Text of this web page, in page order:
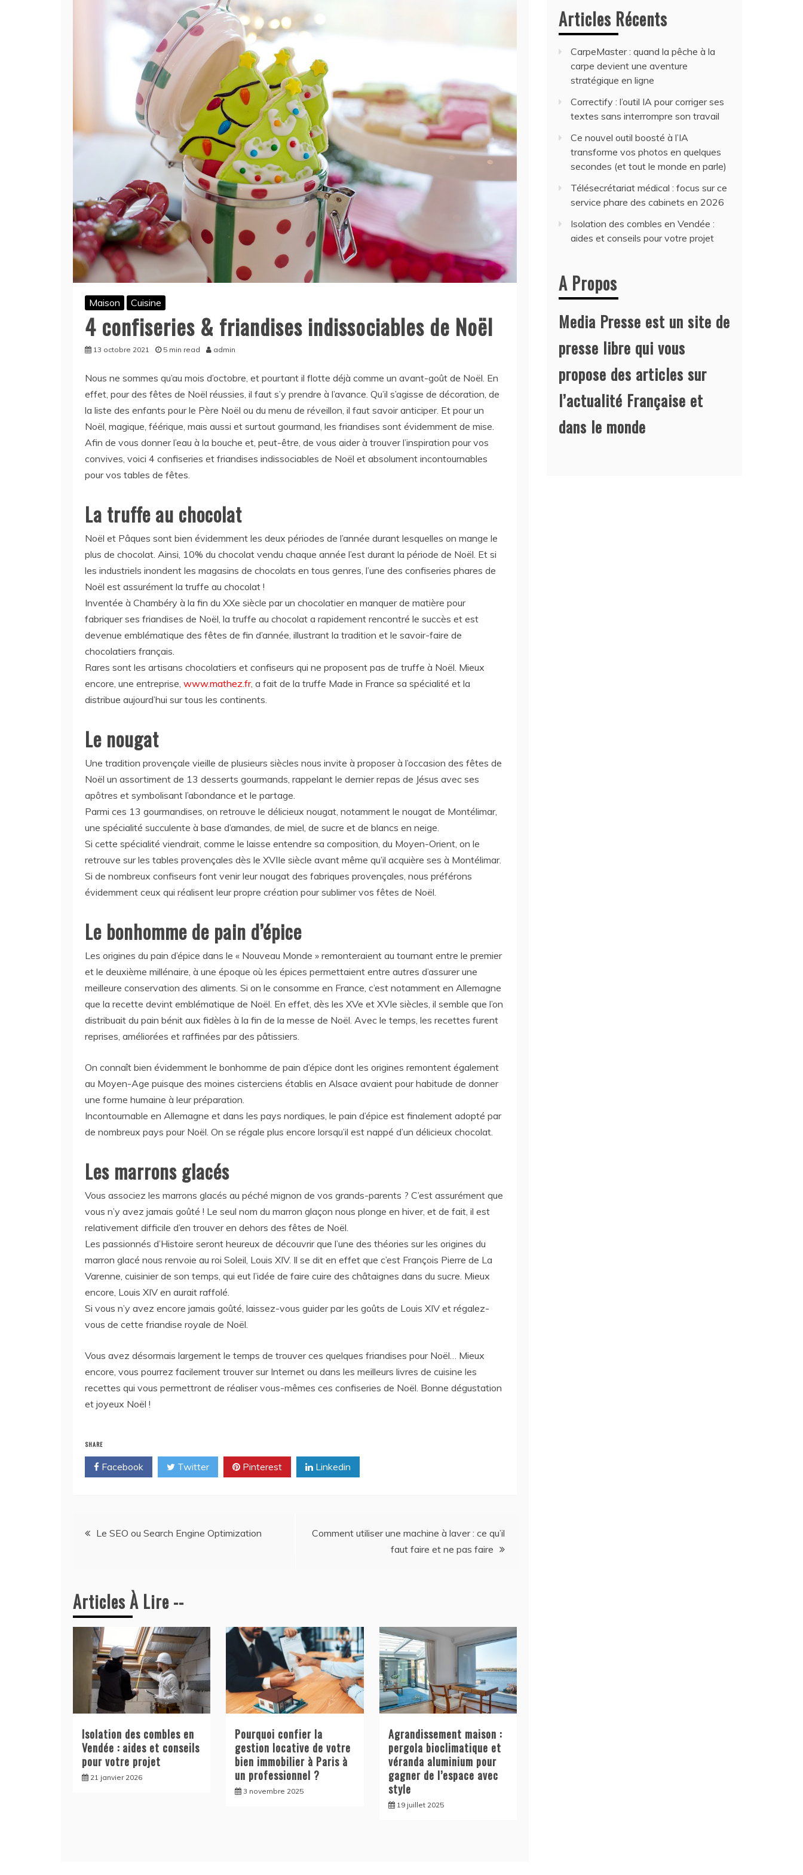
Maison Cuisine
4 confiseries & friandises indissociables de Noël
13 octobre 2021 5 min read admin
Nous ne sommes qu’au mois d’octobre, et pourtant il flotte déjà comme un avant-goût de Noël. En
effet, pour des fêtes de Noël réussies, il faut s’y prendre à l’avance. Qu’il s’agisse de décoration, de
la liste des enfants pour le Père Noël ou du menu de réveillon, il faut savoir anticiper. Et pour un
Noël, magique, féérique, mais aussi et surtout gourmand, les friandises sont évidemment de mise.
Afin de vous donner l’eau à la bouche et, peut-être, de vous aider à trouver l’inspiration pour vos
convives, voici 4 confiseries et friandises indissociables de Noël et absolument incontournables
pour vos tables de fêtes.
La truffe au chocolat
Noël et Pâques sont bien évidemment les deux périodes de l’année durant lesquelles on mange le
plus de chocolat. Ainsi, 10% du chocolat vendu chaque année l’est durant la période de Noël. Et si
les industriels inondent les magasins de chocolats en tous genres, l’une des confiseries phares de
Noël est assurément la truffe au chocolat !
Inventée à Chambéry à la fin du XXe siècle par un chocolatier en manquer de matière pour
fabriquer ses friandises de Noël, la truffe au chocolat a rapidement rencontré le succès et est
devenue emblématique des fêtes de fin d’année, illustrant la tradition et le savoir-faire de
chocolatiers français.
Rares sont les artisans chocolatiers et confiseurs qui ne proposent pas de truffe à Noël. Mieux
encore, une entreprise, www.mathez.fr, a fait de la truffe Made in France sa spécialité et la
distribue aujourd’hui sur tous les continents.
Le nougat
Une tradition provençale vieille de plusieurs siècles nous invite à proposer à l’occasion des fêtes de
Noël un assortiment de 13 desserts gourmands, rappelant le dernier repas de Jésus avec ses
apôtres et symbolisant l’abondance et le partage.
Parmi ces 13 gourmandises, on retrouve le délicieux nougat, notamment le nougat de Montélimar,
une spécialité succulente à base d’amandes, de miel, de sucre et de blancs en neige.
Si cette spécialité viendrait, comme le laisse entendre sa composition, du Moyen-Orient, on le
retrouve sur les tables provençales dès le XVIIe siècle avant même qu’il acquière ses à Montélimar.
Si de nombreux confiseurs font venir leur nougat des fabriques provençales, nous préférons
évidemment ceux qui réalisent leur propre création pour sublimer vos fêtes de Noël.
Le bonhomme de pain d’épice
Les origines du pain d’épice dans le « Nouveau Monde » remonteraient au tournant entre le premier
et le deuxième millénaire, à une époque où les épices permettaient entre autres d’assurer une
meilleure conservation des aliments. Si on le consomme en France, c’est notamment en Allemagne
que la recette devint emblématique de Noël. En effet, dès les XVe et XVIe siècles, il semble que l’on
distribuait du pain bénit aux fidèles à la fin de la messe de Noël. Avec le temps, les recettes furent
reprises, améliorées et raffinées par des pâtissiers.
On connaît bien évidemment le bonhomme de pain d’épice dont les origines remontent également
au Moyen-Age puisque des moines cisterciens établis en Alsace avaient pour habitude de donner
une forme humaine à leur préparation.
Incontournable en Allemagne et dans les pays nordiques, le pain d’épice est finalement adopté par
de nombreux pays pour Noël. On se régale plus encore lorsqu’il est nappé d’un délicieux chocolat.
Les marrons glacés
Vous associez les marrons glacés au péché mignon de vos grands-parents ? C’est assurément que
vous n’y avez jamais goûté ! Le seul nom du marron glaçon nous plonge en hiver, et de fait, il est
relativement difficile d’en trouver en dehors des fêtes de Noël.
Les passionnés d’Histoire seront heureux de découvrir que l’une des théories sur les origines du
marron glacé nous renvoie au roi Soleil, Louis XIV. Il se dit en effet que c’est François Pierre de La
Varenne, cuisinier de son temps, qui eut l’idée de faire cuire des châtaignes dans du sucre. Mieux
encore, Louis XIV en aurait raffolé.
Si vous n’y avez encore jamais goûté, laissez-vous guider par les goûts de Louis XIV et régalez-
vous de cette friandise royale de Noël.
Vous avez désormais largement le temps de trouver ces quelques friandises pour Noël… Mieux
encore, vous pourrez facilement trouver sur Internet ou dans les meilleurs livres de cuisine les
recettes qui vous permettront de réaliser vous-mêmes ces confiseries de Noël. Bonne dégustation
et joyeux Noël !
SHARE
Facebook Twitter Pinterest Linkedin
Navigation
l’article
Le SEO ou Search Engine Optimization
Comment utiliser une machine à laver : ce qu’il
faut faire et ne pas faire
Articles À Lire --
Isolation des combles en
Vendée : aides et conseils
pour votre projet
21 janvier 2026
Pourquoi confier la
gestion locative de votre
bien immobilier à Paris à
un professionnel ?
3 novembre 2025
Agrandissement maison :
pergola bioclimatique et
véranda aluminium pour
gagner de l’espace avec
style
19 juillet 2025
Articles Récents
CarpeMaster : quand la pêche à la
carpe devient une aventure
stratégique en ligne
Correctify : l’outil IA pour corriger ses
textes sans interrompre son travail
Ce nouvel outil boosté à l’IA
transforme vos photos en quelques
secondes (et tout le monde en parle)
Télésecrétariat médical : focus sur ce
service phare des cabinets en 2026
Isolation des combles en Vendée :
aides et conseils pour votre projet
A Propos
Media Presse est un site de
presse libre qui vous
propose des articles sur
l’actualité Française et
dans le monde